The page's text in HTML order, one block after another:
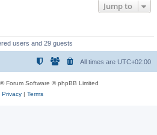
Jump to
users and 29 guests
All times are UTC+02:00
® Forum Software © phpBB Limited
Privacy| Terms